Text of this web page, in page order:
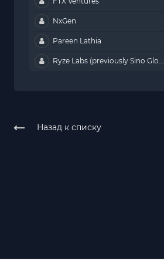
NxGen
Pareen Lathia
Ryze Labs (previously Sino Glo...
Назад к списку